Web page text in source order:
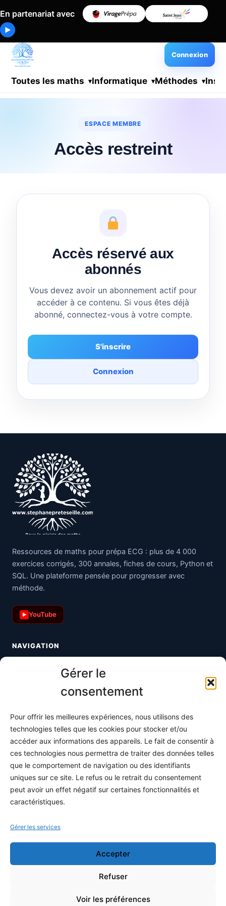
Gérer le
consentement
Pour offrir les meilleures expériences, nous utilisons des
technologies telles que les cookies pour stocker et/ou
accéder aux informations des appareils. Le fait de consentir à
ces technologies nous permettra de traiter des données telles
que le comportement de navigation ou des identifiants
uniques sur ce site. Le refus ou le retrait du consentement
peut avoir un effet négatif sur certaines fonctionnalités et
caractéristiques.
Gérer les services
Accepter
Refuser
Voir les préférences
En partenariat avec
▶
Toutes les maths Informatique Méthodes
Connexion
ESPACE MEMBRE
Accès restreint
Accès réservé aux
abonnés
Vous devez avoir un abonnement actif pour
accéder à ce contenu. Si vous êtes déjà
abonné, connectez-vous à votre compte.
S'inscrire
Connexion
Ressources de maths pour prépa ECG : plus de 4 000
exercices corrigés, 300 annales, fiches de cours, Python et
SQL. Une plateforme pensée pour progresser avec
méthode.
▶ YouTube
NAVIGATION
Toutes les maths
S'abonner
À propos
Contact / Support
Mes publications
INFORMATIONS LÉGALES
Conditions générales de vente